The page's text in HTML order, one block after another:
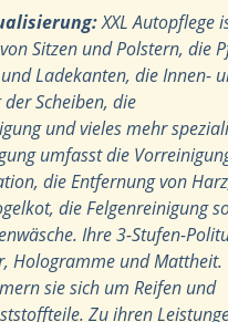
XXL Autopflege
Sitzen und Polstern, die
Ladekanten, die Innen-
Scheiben, die
und vieles mehr
umfasst die
die Entfernung von
die Felgenreinigung
Ihre 3-Stufen-
Hologramme und Mattheit.
sie sich um Reifen und
Zu ihren